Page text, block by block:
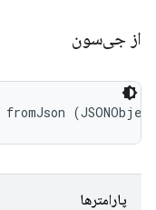
از جی‌سون
fromJson
پارامترها